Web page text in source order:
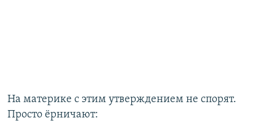
На материке с этим утверждением не спорят.
Просто ёрничают: